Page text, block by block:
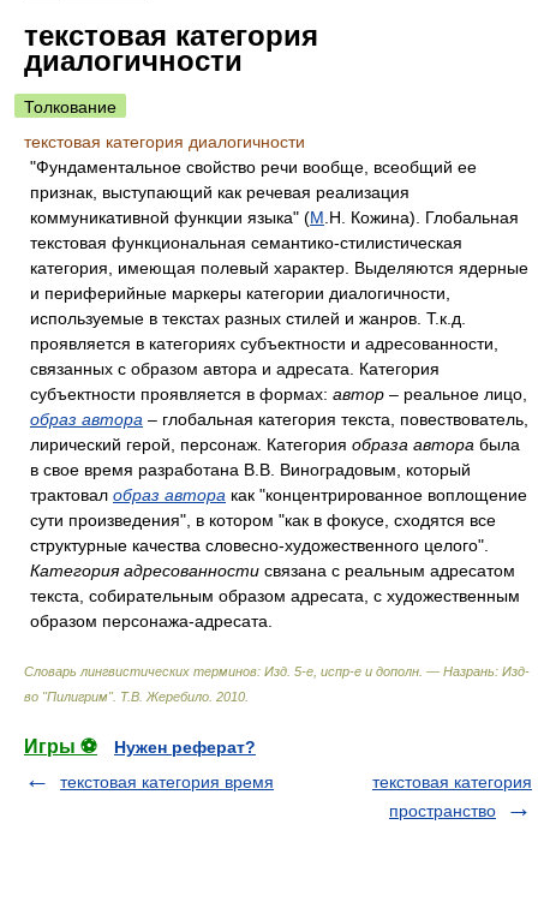
текстовая категория
диалогичности
Толкование
текстовая категория диалогичности
"Фундаментальное свойство речи вообще, всеобщий ее
признак, выступающий как речевая реализация
коммуникативной функции языка" (М .Н. Кожина). Глобальная
текстовая функциональная семантико-стилистическая
категория, имеющая полевый характер. Выделяются ядерные
и периферийные маркеры категории диалогичности,
используемые в текстах разных стилей и жанров. Т.к.д.
проявляется в категориях субъектности и адресованности,
связанных с образом автора и адресата. Категория
субъектности проявляется в формах: автор – реальное лицо,
образ автора – глобальная категория текста, повествователь,
лирический герой, персонаж. Категория образа автора была
в свое время разработана В.В. Виноградовым, который
трактовал образ автора как "концентрированное воплощение
сути произведения", в котором "как в фокусе, сходятся все
структурные качества словесно-художественного целого".
Категория адресованности связана с реальным адресатом
текста, собирательным образом адресата, с художественным
образом персонажа-адресата.
Словарь лингвистических терминов: Изд. 5-е, испр-е и дополн. — Назрань: Изд-
во "Пилигрим". Т.В. Жеребило 2010
Игры ⚽
Нужен реферат?
текстовая категория время
текстовая категория
пространство